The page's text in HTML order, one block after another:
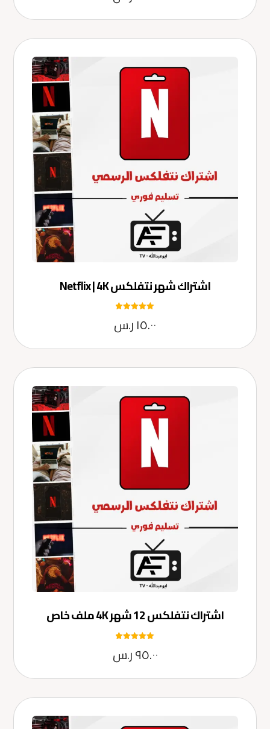
من 5
اشتراك شهر نتفلكس Netflix | 4K
5.00
من 5
١٥.٠٠ر.س
اشتراك نتفلكس 12 شهر 4K ملف خاص
5.00
من 5 ٩٥.٠٠ر.س